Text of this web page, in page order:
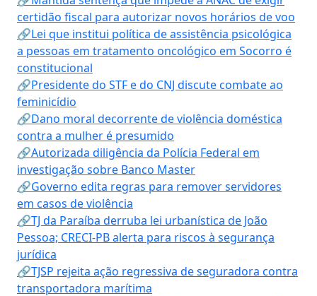
certidão fiscal para autorizar novos horários de voo
🔗Lei que institui política de assistência psicológica
a pessoas em tratamento oncológico em Socorro é
constitucional
🔗Presidente do STF e do CNJ discute combate ao
feminicídio
🔗Dano moral decorrente de violência doméstica
contra a mulher é presumido
🔗Autorizada diligência da Polícia Federal em
investigação sobre Banco Master
🔗Governo edita regras para remover servidores
em casos de violência
🔗TJ da Paraíba derruba lei urbanística de João
Pessoa; CRECI-PB alerta para riscos à segurança
jurídica
🔗TJSP rejeita ação regressiva de seguradora contra
transportadora marítima